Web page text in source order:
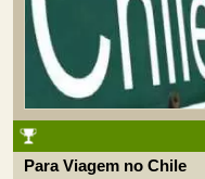
Para Viagem no Chile